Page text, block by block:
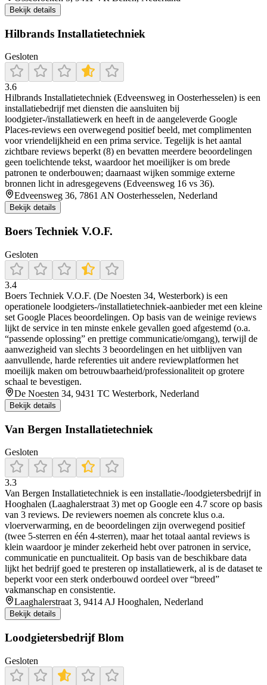
Bekijk details
Hilbrands Installatietechniek
Gesloten
3.6
Hilbrands Installatietechniek (Edveensweg in Oosterhesselen) is een
installatiebedrijf met diensten die aansluiten bij
loodgieter-/installatiewerk en heeft in de aangeleverde Google
Places-reviews een overwegend positief beeld, met complimenten
voor vriendelijkheid en een prima service. Tegelijk is het aantal
zichtbare reviews beperkt (8) en bevatten meerdere beoordelingen
geen toelichtende tekst, waardoor het moeilijker is om brede
patronen te onderbouwen; daarnaast wijken sommige externe
bronnen licht in adresgegevens (Edveensweg 16 vs 36).
Edveensweg 36, 7861 AN Oosterhesselen, Nederland
Bekijk details
Boers Techniek V.O.F.
Gesloten
3.4
Boers Techniek V.O.F. (De Noesten 34, Westerbork) is een
operationele loodgieters-/installatietechniek-aanbieder met een kleine
set Google Places beoordelingen. Op basis van de weinige reviews
lijkt de service in ten minste enkele gevallen goed afgestemd (o.a.
“passende oplossing” en prettige communicatie/omgang), terwijl de
aanwezigheid van slechts 3 beoordelingen en het uitblijven van
aanvullende, harde referenties uit andere reviewplatformen het
moeilijk maken om betrouwbaarheid/professionaliteit op grotere
schaal te bevestigen.
De Noesten 34, 9431 TC Westerbork, Nederland
Bekijk details
Van Bergen Installatietechniek
Gesloten
3.3
Van Bergen Installatietechniek is een installatie-/loodgietersbedrijf in
Hooghalen (Laaghalerstraat 3) met op Google een 4.7 score op basis
van 3 reviews. De reviewers noemen als concrete klus o.a.
vloerverwarming, en de beoordelingen zijn overwegend positief
(twee 5-sterren en één 4-sterren), maar het totaal aantal reviews is
klein waardoor je minder zekerheid hebt over patronen in service,
communicatie en punctualiteit. Op basis van de beschikbare data
lijkt het bedrijf goed te presteren op installatiewerk, al is de dataset te
beperkt voor een sterk onderbouwd oordeel over “breed”
vakmanschap en consistentie.
Laaghalerstraat 3, 9414 AJ Hooghalen, Nederland
Bekijk details
Loodgietersbedrijf Blom
Gesloten